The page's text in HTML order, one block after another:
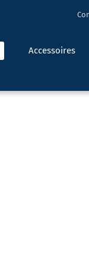
Accessoires